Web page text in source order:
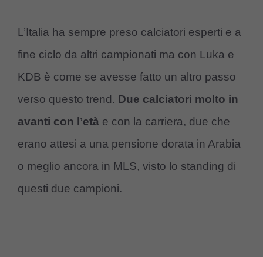
L’Italia ha sempre preso calciatori esperti e a
fine ciclo da altri campionati ma con Luka e
KDB è come se avesse fatto un altro passo
verso questo trend. Due calciatori molto in
avanti con l’età e con la carriera, due che
erano attesi a una pensione dorata in Arabia
o meglio ancora in MLS, visto lo standing di
questi due campioni.